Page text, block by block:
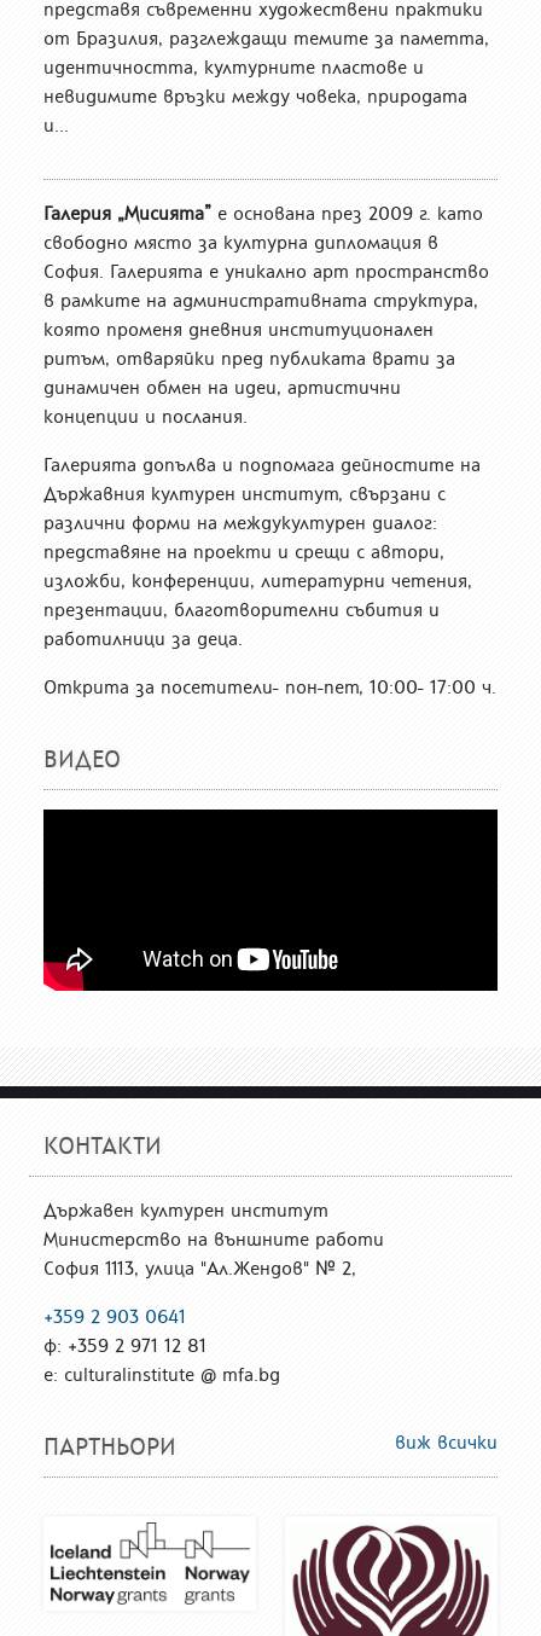
представя съвременни художествени практики
от Бразилия, разглеждащи темите за паметта,
идентичността, културните пластове и
невидимите връзки между човека, природата
и...
Галерия „Мисията” е основана през 2009 г. като
свободно място за културна дипломация в
София. Галерията е уникално арт пространство
в рамките на административната структура,
която променя дневния институционален
ритъм, отваряйки пред публиката врати за
динамичен обмен на идеи, артистични
концепции и послания.
Галерията допълва и подпомага дейностите на
Държавния културен институт, свързани с
различни форми на междукултурен диалог:
представяне на проекти и срещи с автори,
изложби, конференции, литературни четения,
презентации, благотворителни събития и
работилници за деца.
Открита за посетители- пон-пет, 10:00- 17:00 ч.
ВИДЕО
КОНТАКТИ
Държавен културен институт
Министерство на външните работи
София 1113, улица "Ал.Жендов" № 2,
+359 2 903 0641
ф: +359 2 971 12 81
е: culturalinstitute @ mfa.bg
ПАРТНЬОРИ виж всички